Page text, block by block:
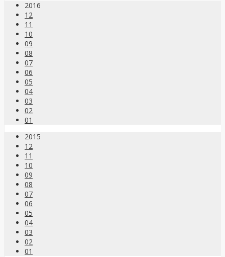
2016
12
11
10
09
08
07
06
05
04
03
02
01
2015
12
11
10
09
08
07
06
05
04
03
02
01